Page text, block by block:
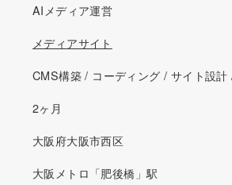
AIメディア運営
メディアサイト
CMS構築 / コーディング / サイト設計
2ヶ月
大阪府大阪市西区
大阪メトロ「肥後橋」駅